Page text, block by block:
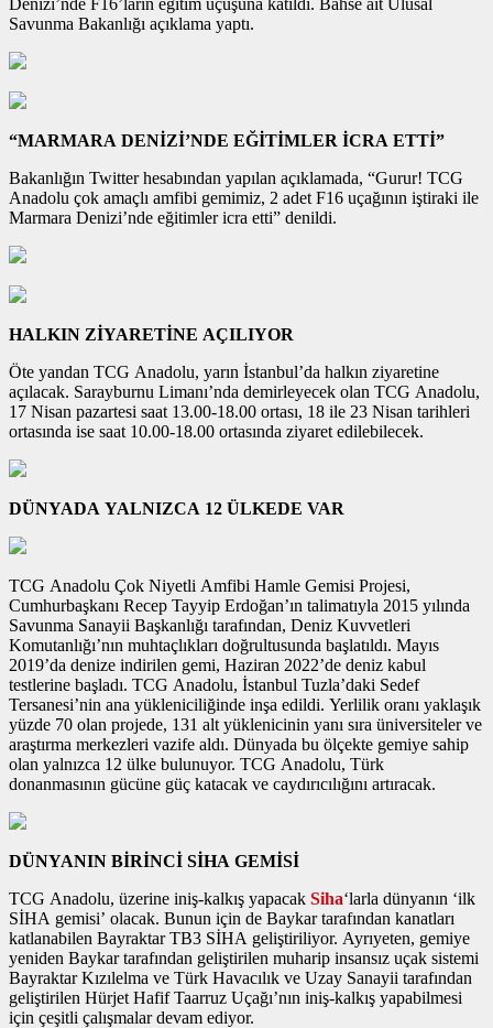
Savunma Bakanlığı açıklama yaptı.
“MARMARA DENİZİ’NDE EĞİTİMLER İCRA ETTİ”
Bakanlığın Twitter hesabından yapılan açıklamada, “Gurur! TCG
Anadolu çok amaçlı amfibi gemimiz, 2 adet F16 uçağının iştiraki ile
Marmara Denizi’nde eğitimler icra etti” denildi.
HALKIN ZİYARETİNE AÇILIYOR
Öte yandan TCG Anadolu, yarın İstanbul’da halkın ziyaretine
açılacak. Sarayburnu Limanı’nda demirleyecek olan TCG Anadolu,
17 Nisan pazartesi saat 13.00-18.00 ortası, 18 ile 23 Nisan tarihleri
ortasında ise saat 10.00-18.00 ortasında ziyaret edilebilecek.
DÜNYADA YALNIZCA 12 ÜLKEDE VAR
TCG Anadolu Çok Niyetli Amfibi Hamle Gemisi Projesi,
Cumhurbaşkanı Recep Tayyip Erdoğan’ın talimatıyla 2015 yılında
Savunma Sanayii Başkanlığı tarafından, Deniz Kuvvetleri
Komutanlığı’nın muhtaçlıkları doğrultusunda başlatıldı. Mayıs
2019’da denize indirilen gemi, Haziran 2022’de deniz kabul
testlerine başladı. TCG Anadolu, İstanbul Tuzla’daki Sedef
Tersanesi’nin ana yükleniciliğinde inşa edildi. Yerlilik oranı yaklaşık
yüzde 70 olan projede, 131 alt yüklenicinin yanı sıra üniversiteler ve
araştırma merkezleri vazife aldı. Dünyada bu ölçekte gemiye sahip
olan yalnızca 12 ülke bulunuyor. TCG Anadolu, Türk
donanmasının gücüne güç katacak ve caydırıcılığını artıracak.
DÜNYANIN BİRİNCİ SİHA GEMİSİ
TCG Anadolu, üzerine iniş-kalkış yapacak Siha‘larla dünyanın ‘ilk
SİHA gemisi’ olacak. Bunun için de Baykar tarafından kanatları
katlanabilen Bayraktar TB3 SİHA geliştiriliyor. Ayrıyeten, gemiye
yeniden Baykar tarafından geliştirilen muharip insansız uçak sistemi
Bayraktar Kızılelma ve Türk Havacılık ve Uzay Sanayii tarafından
geliştirilen Hürjet Hafif Taarruz Uçağı’nın iniş-kalkış yapabilmesi
için çeşitli çalışmalar devam ediyor.